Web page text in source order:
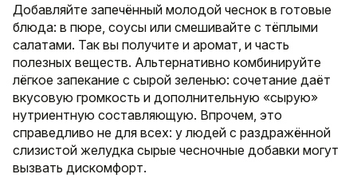
Добавляйте запечённый молодой чеснок в готовые
блюда: в пюре, соусы или смешивайте с тёплыми
салатами. Так вы получите и аромат, и часть
полезных веществ. Альтернативно комбинируйте
лёгкое запекание с сырой зеленью: сочетание даёт
вкусовую громкость и дополнительную «сырую»
нутриентную составляющую. Впрочем, это
справедливо не для всех: у людей с раздражённой
слизистой желудка сырые чесночные добавки могут
вызвать дискомфорт.